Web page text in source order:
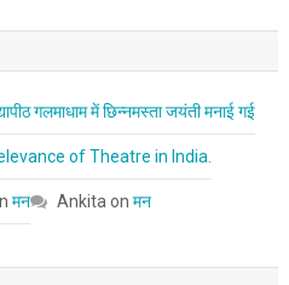
गलमाधाम में छिन्नमस्ता जयंती मनाई गई
of Theatre in India.
मन Ankita on मन